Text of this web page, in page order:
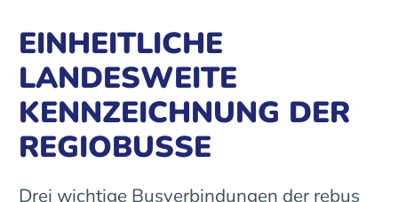
EINHEITLICHE
LANDESWEITE
KENNZEICHNUNG DER
REGIOBUSSE
Drei wichtige Busverbindungen der rebus